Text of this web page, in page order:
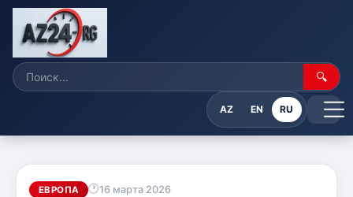
🔍
AZ EN RU
ЕВРОПА 16 марта 2026